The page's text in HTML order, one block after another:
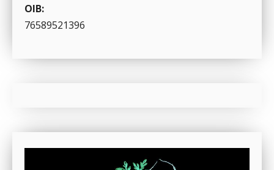
OIB:
76589521396